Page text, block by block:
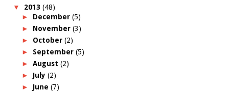
▼ 2013 (48)
► December (5)
► November (3)
► October (2)
► September (5)
► August (2)
► July (2)
► June (7)